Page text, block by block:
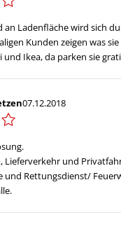
an Ladenfläche wird sich
Kunden zeigen was
Ikea, da parken sie
07.12.2018
Lieferverkehr und
und Rettungsdienst/